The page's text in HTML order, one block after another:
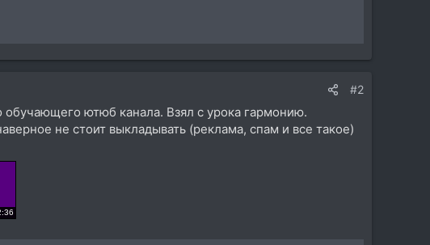
#2
ютюб канала. Взял с урока гармонию.
не стоит выкладывать (реклама, спам и все такое)